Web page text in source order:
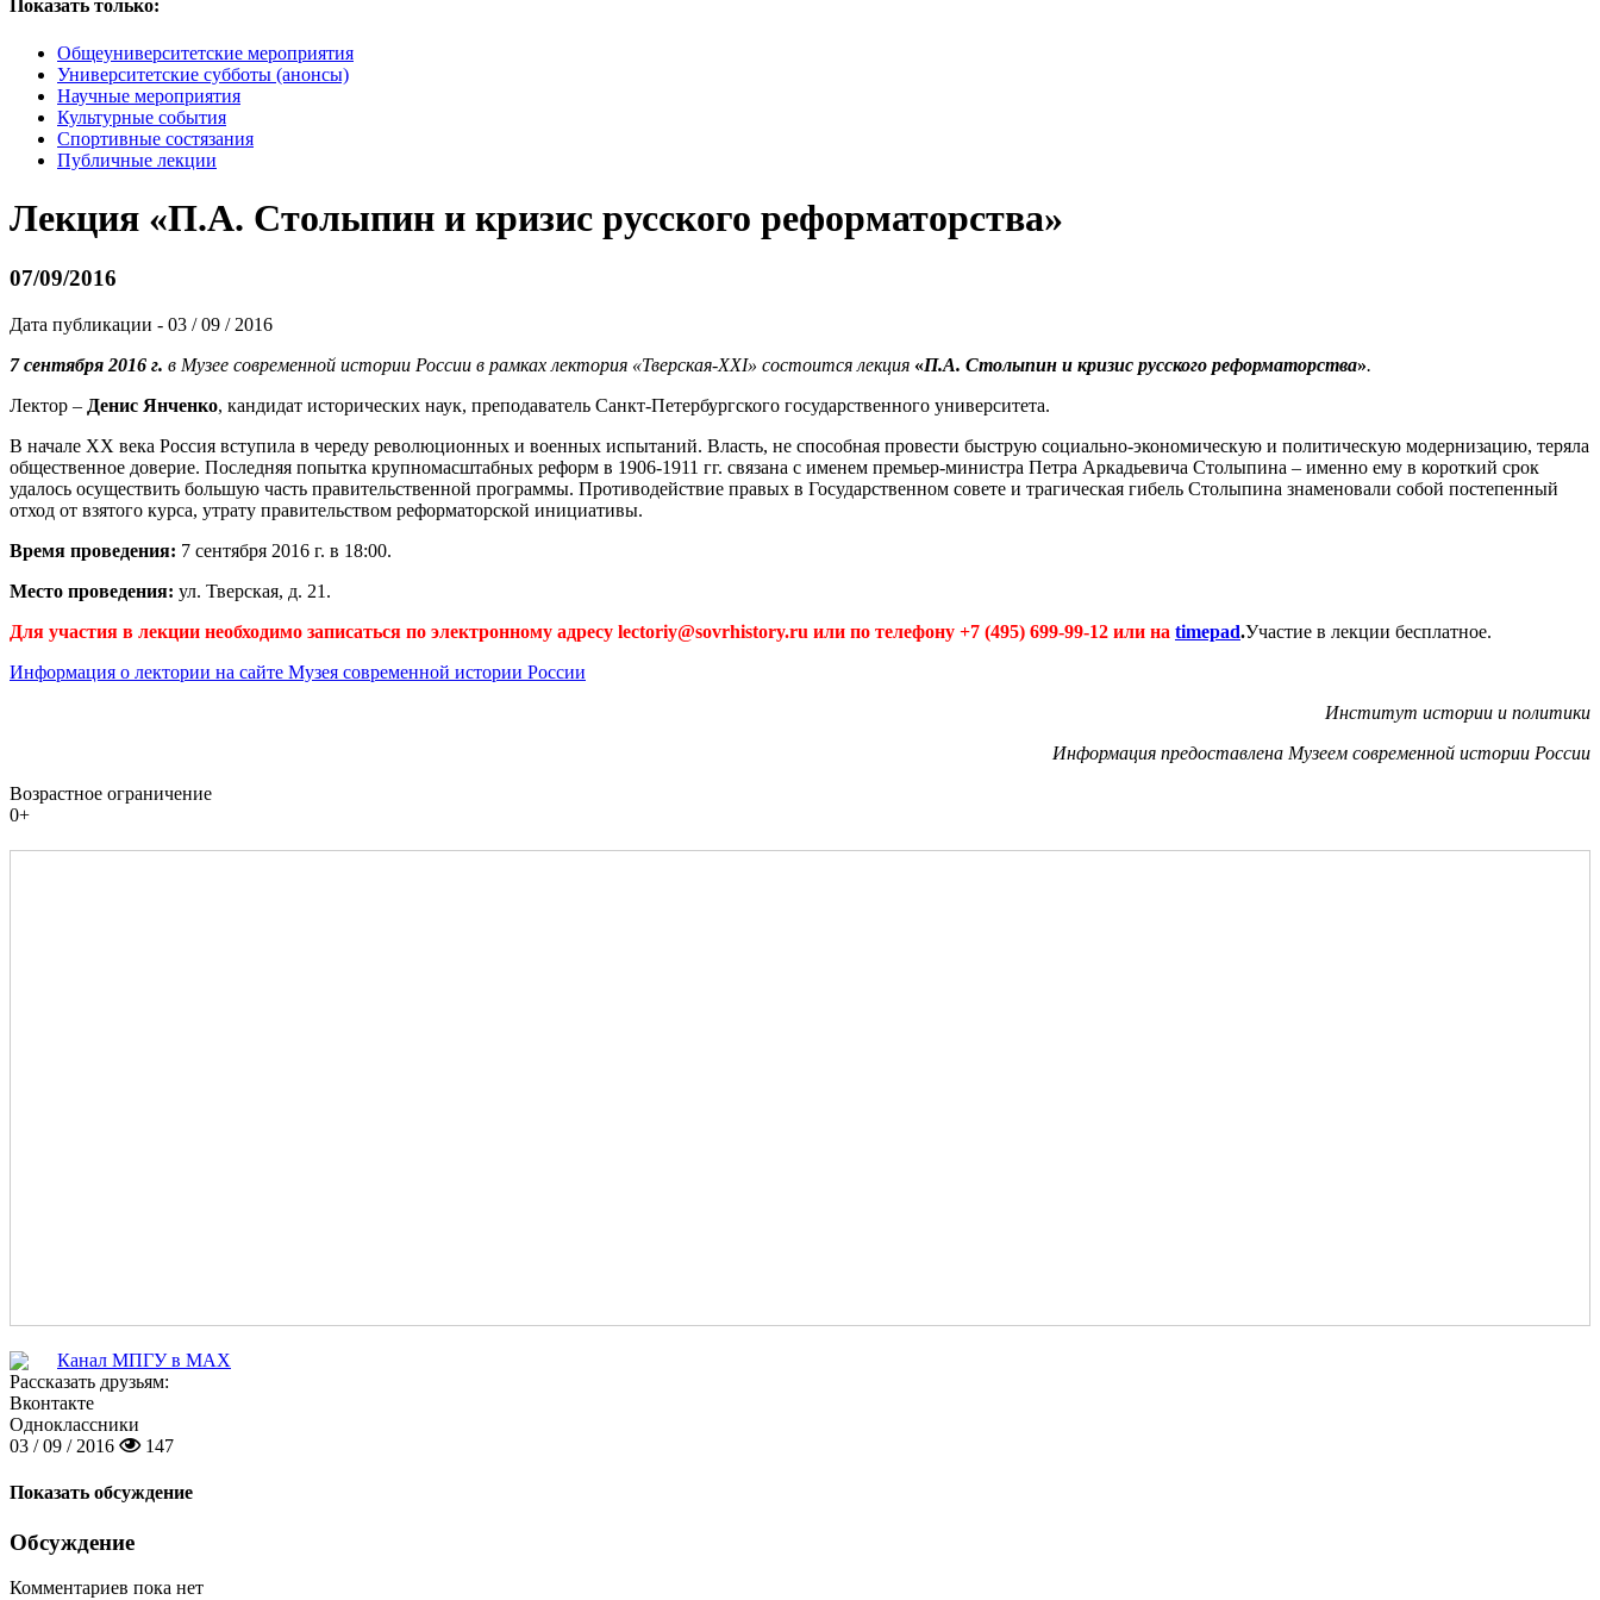
Показать только:
Общеуниверситетские мероприятия
Университетские субботы (анонсы)
Научные мероприятия
Культурные события
Спортивные состязания
Публичные лекции
Лекция «П.А. Столыпин и кризис русского реформаторства»
07/09/2016
Дата публикации - 03 / 09 / 2016
7 сентября 2016 г. в Музее современной истории России в рамках лектория «Тверская-XXI» состоится лекция «П.А. Столыпин и кризис русского реформаторства».
Лектор – Денис Янченко, кандидат исторических наук, преподаватель Санкт-Петербургского государственного университета.
В начале XX века Россия вступила в череду революционных и военных испытаний. Власть, не способная провести быструю социально-экономическую и политическую модернизацию, теряла
общественное доверие. Последняя попытка крупномасштабных реформ в 1906-1911 гг. связана с именем премьер-министра Петра Аркадьевича Столыпина – именно ему в короткий срок
удалось осуществить большую часть правительственной программы. Противодействие правых в Государственном совете и трагическая гибель Столыпина знаменовали собой постепенный
отход от взятого курса, утрату правительством реформаторской инициативы.
Время проведения: 7 сентября 2016 г. в 18:00.
Место проведения: ул. Тверская, д. 21 .
Для участия в лекции необходимо записаться по электронному адресу lectoriy@sovrhistory.ru или по телефону +7 (495) 699-99-12 или на timepad.Участие в лекции бесплатное.
Информация о лектории на сайте Музея современной истории России
Институт истории и политики
Информация предоставлена Музеем современной истории России
Возрастное ограничение
0+
Канал МПГУ в MAX
Рассказать друзьям:
Вконтакте
Одноклассники
03 / 09 / 2016
147
Показать обсуждение
Обсуждение
Комментариев пока нет